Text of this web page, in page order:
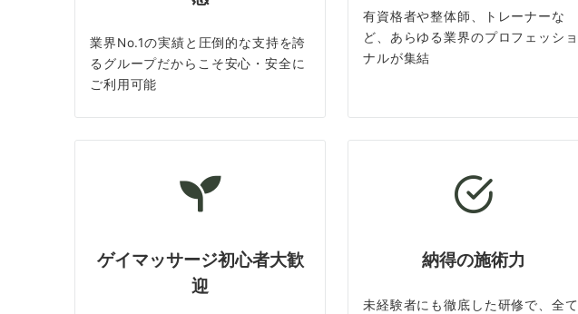
業界No.1の実績と圧倒的な支持を誇
るグループだからこそ安心・安全に
ご利用可能
有資格者や整体師、トレーナーな
ど、あらゆる業界のプロフェッショ
ナルが集結
ゲイマッサージ初心者大歓
迎
納得の施術力
未経験者にも徹底した研修で、全て